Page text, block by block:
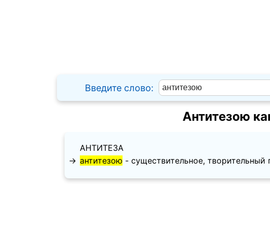
Введите слово:
Антитезою
АНТИТЕЗА
→ антитезою - существительное, творительный